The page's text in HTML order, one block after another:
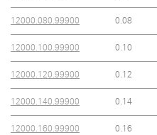
12000.080.99900 0.08
12000.100.99900 0.10
12000.120.99900 0.12
12000.140.99900 0.14
12000.160.99900 0.16